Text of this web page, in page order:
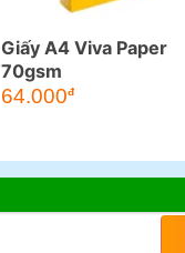
Giấy A4 Viva Paper
70gsm
64.000đ